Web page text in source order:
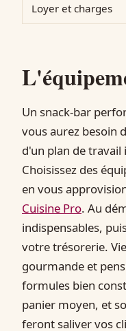
Loyer et charges
Un snack-bar
vous aurez besoin
d'un plan de travail
Choisissez des
en vous
Cuisine Pro. Au
indispensables,
votre trésorerie.
gourmande et
formules bien
panier moyen, et
feront saliver vos